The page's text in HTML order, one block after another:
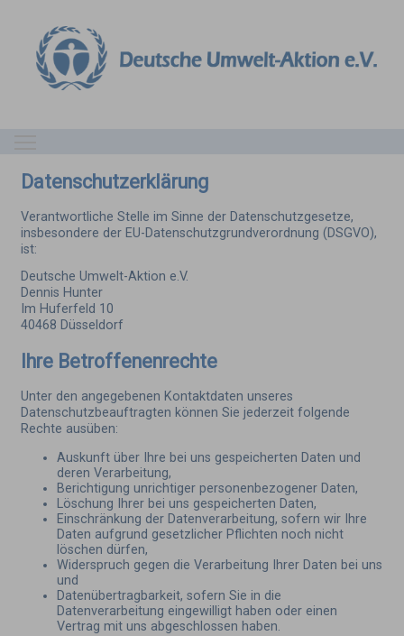
Datenschutzerklärung
Verantwortliche Stelle im Sinne der Datenschutzgesetze,
insbesondere der EU-Datenschutzgrundverordnung (DSGVO),
ist:
Deutsche Umwelt-Aktion e.V.
Dennis Hunter
Im Huferfeld 10
40468 Düsseldorf
Ihre Betroffenenrechte
Unter den angegebenen Kontaktdaten unseres
Datenschutzbeauftragten können Sie jederzeit folgende
Rechte ausüben:
Auskunft über Ihre bei uns gespeicherten Daten und
deren Verarbeitung,
Berichtigung unrichtiger personenbezogener Daten,
Löschung Ihrer bei uns gespeicherten Daten,
Einschränkung der Datenverarbeitung, sofern wir Ihre
Daten aufgrund gesetzlicher Pflichten noch nicht
löschen dürfen,
Widerspruch gegen die Verarbeitung Ihrer Daten bei uns
und
Datenübertragbarkeit, sofern Sie in die
Datenverarbeitung eingewilligt haben oder einen
Vertrag mit uns abgeschlossen haben.